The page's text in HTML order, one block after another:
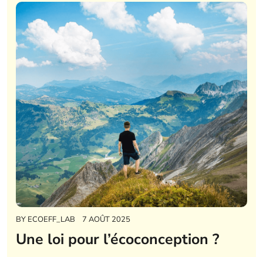
BY ECOEFF_LAB 7 AOÛT 2025
Une loi pour l’écoconception ?